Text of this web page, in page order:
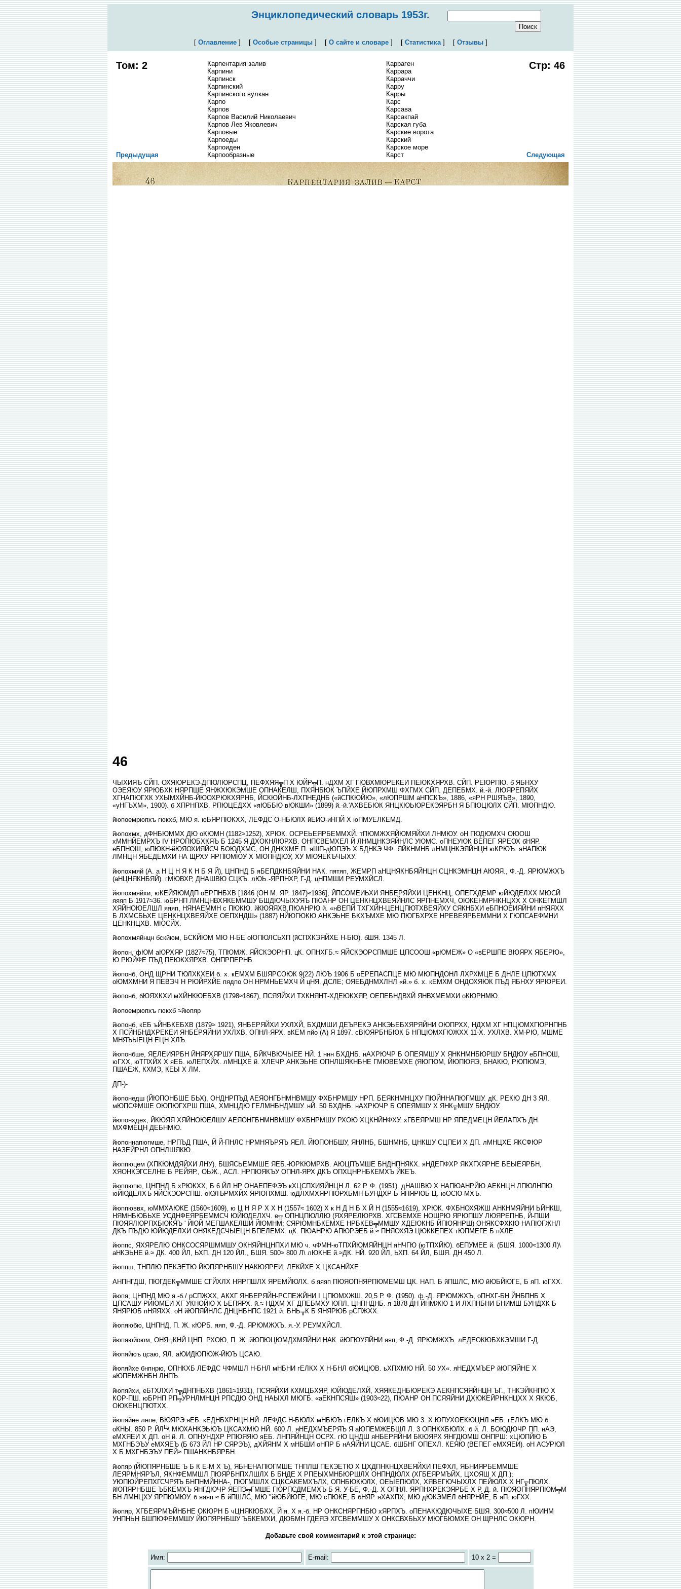
Энциклопедический словарь 1953г.
[ Оглавление] [ Особые страницы] [ О сайте и словаре] [ Статистика] [ Отзывы]
Том: 2
Карпентария залив
Карпини
Карпинск
Карпинский
Карпинского вулкан
Карпо
Карпов
Карпов Василий Николаевич
Карпов Лев Яковлевич
Карповые
Карпоеды
Карпоиден
Карпообразные
Карраген
Каррара
Карраччи
Карру
Карры
Карс
Карсава
Карсакпай
Карская губа
Карские ворота
Карский
Карское море
Карст
Стр: 46
Предыдущая Следующая
46
ЧЫХИЯЪ СЙП. ОХЯЮРЕКЭ-ДПЮЛЮРСПЦ, ПЕФХЯЯ╦П Х ЮЙР╦П. нДХМ ХГ ГЮВХМЮРЕКЕИ ПЕЮКХЯРХВ. СЙП. РЕЮРПЮ. б ЯБНХУ
ОЭЕЯЮУ ЯРЮБХК НЯРПШЕ ЯНЖХЮКЭМШЕ ОПНАКЕЛШ, ПХЯНБЮК ЪПЙХЕ ЙЮПРХМШ ФХГМХ СЙП. ДЕПЕБМХ. й.-й. ЛЮЯРЕПЯЙХ
ХГНАПЮГХК УХЫМХЙНБ-ЙЮОХРЮКХЯРНБ, ЙСКЮЙНБ-ЛХПНЕДНБ («йСПКЮЙЮ», «лЮПРШМ аНПСКЪ», 1886, «яРН РШЯЪВ», 1890,
«уНГЪХМ», 1900). б ХПРНПХВ. РПЮЦЕДХХ «яЮББЮ вЮКШИ» (1899) й.-й.'АХВЕБЮК ЯНЦКЮЬЮРЕКЭЯРБН Я БПЮЦЮЛХ СЙП. МЮПНДЮ.
йюпоемрюпхъ гюкхб, МЮ я. юБЯРПЮКХХ, ЛЕФДС О-НБЮЛХ йЕИО-иНПЙ Х юПМУЕЛКЕМД.
йюпохмх, дФНБЮММХ ДЮ оКЮМН (1182≈1252), ХРЮК. ОСРЕЬЕЯРБЕММХЙ. тПЮМЖХЯЙЮМЯЙХИ ЛНМЮУ. оН ГЮДЮМХЧ ОЮОШ
хММНЙЕМРХЪ IV НРОПЮБХКЯЪ Б 1245 Я ДХОКНЛЮРХВ. ОНПСВЕМХЕЛ Й ЛНМЦНКЭЯЙНЛС УЮМС. оПНЕУЮК ВЕПЕГ ЯРЕОХ бНЯР.
еБПНОШ, юПЮКН-йЮЯОХИЯЙСЧ БОЮДХМС, ОН ДНКХМЕ П. яШП-дЮПЭЪ Х БДНКЭ ЧФ. ЯЙКНМНБ лНМЦНКЭЯЙНЦН юКРЮЪ. яНАПЮК
ЛМНЦН ЯБЕДЕМХИ НА ЩРХУ ЯРПЮМЮУ Х МЮПНДЮУ, ХУ МЮЯЕКЪЧЫХУ.
йюпохмяй (А. а Н Ц Н Я К Н Б Я Й), ЦНПНД Б яБЕПДКНБЯЙНИ НАК. пятяп, ЖЕМРП аНЦНЯКНБЯЙНЦН СЦНКЭМНЦН АЮЯЯ., Ф.-Д. ЯРЮМЖХЪ
(аНЦНЯКНБЯЙ). гМЮВХР, ДНАШВЮ СЦКЪ. лЮЬ.-ЯРПНХР, Г-Д. цНПМШИ РЕУМХЙСЛ.
йюпохмяйхи, юКЕЙЯЮМДП оЕРПНБХВ [1846 (ОН М. ЯР. 1847)≈1936], ЙПСОМЕИЬХИ ЯНБЕРЯЙХИ ЦЕНКНЦ, ОПЕГХДЕМР юЙЮДЕЛХХ МЮСЙ
яяяп Б 1917≈36. юБРНП ЛМНЦНВХЯКЕММШУ БШДЮЧЫХУЯЪ ПЮАНР ОН ЦЕНКНЦХВЕЯЙНЛС ЯРПНЕМХЧ, ОЮКЕНМРНКНЦХХ Х ОНКЕГМШЛ
ХЯЙНОЮЕЛШЛ яяяп, НЯНАЕММН с ПЮКЮ. йКЮЯЯХВ.ПЮАНРЮ й. «нВЕПЙ ТХГХЙН-ЦЕНЦПЮТХВЕЯЙХУ СЯКНБХИ еБПНОЕИЯЙНИ пНЯЯХХ
Б ЛХМСБЬХЕ ЦЕНКНЦХВЕЯЙХЕ ОЕПХНДШ» (1887) НЙЮГЮКЮ АНКЭЬНЕ БКХЪМХЕ МЮ ПЮГБХРХЕ НРЕВЕЯРБЕММНИ Х ГЮПСАЕФМНИ
ЦЕНКНЦХВ. МЮСЙХ.
йюпохмяйнцн бскйюм, БСКЙЮМ МЮ Н-БЕ оЮПЮЛСЬХП (йСПХКЭЯЙХЕ Н-БЮ). бШЯ. 1345 Л.
йюпон, фЮМ аЮРХЯР (1827≈75), ТПЮМЖ. ЯЙСКЭОРНП. цК. ОПНХГБ.≈ ЯЙСКЭОРСПМШЕ ЦПСООШ «рЮМЕЖ» О «вЕРШПЕ ВЮЯРХ ЯБЕРЮ»,
Ю РЮЙФЕ ПЪД ПЕЮКХЯРХВ. ОНПРПЕРНБ.
йюпонб, ОНД ЩРНИ ТЮЛХКХЕИ б. х. кЕМХМ БШЯРСОЮК 9(22) ЛЮЪ 1906 Б оЕРЕПАСПЦЕ МЮ МЮПНДОНЛ ЛХРХМЦЕ Б ДНЛЕ ЦПЮТХМХ
оЮМХМНИ Я ПЕВЭЧ Н РЮЙРХЙЕ пядпо ОН НРМНЬЕМХЧ Й цНЯ. ДСЛЕ; ОЯЕБДНМХЛНЛ «й.» б. х. кЕМХМ ОНДОХЯЮК ПЪД ЯБНХУ ЯРЮРЕИ.
йюпонб, бЮЯХКХИ мХЙНКЮЕБХВ (1798≈1867), ПСЯЯЙХИ ТХКНЯНТ-ХДЕЮКХЯР, ОЕПЕБНДВХЙ ЯНВХМЕМХИ оКЮРНМЮ.
йюпоемрюпхъ гюкхб ≈йюпяр
йюпонб, кЕБ ъЙНБКЕБХВ (1879≈ 1921), ЯНБЕРЯЙХИ УХЛХЙ, БХДМШИ ДЕЪРЕКЭ АНКЭЬЕБХЯРЯЙНИ ОЮПРХХ, НДХМ ХГ НПЦЮМХГЮРНПНБ
Х ПСЙНБНДХРЕКЕИ ЯНБЕРЯЙНИ УХЛХВ. ОПНЛ-ЯРХ. вКЕМ пйо (А) Я 1897. сВЮЯРБНБЮК Б НПЦЮМХГЮЖХХ 11-Х. УХЛХВ. ХМ-РЮ, МШМЕ
МНЯЪЫЕЦН ЕЦН ХЛЪ.
йюпонбше, ЯЕЛЕИЯРБН ЙНЯРХЯРШУ ПША, БЙКЧВЮЧЫЕЕ НЙ. 1 ннн БХДНБ. нАХРЮЧР Б ОПЕЯМШУ Х ЯНКНМНБЮРШУ БНДЮУ еБПНОШ,
юГХХ, юТПХЙХ Х яЕБ. юЛЕПХЙХ. лМНЦХЕ й. ХЛЕЧР АНКЭЬНЕ ОПНЛШЯКНБНЕ ГМЮВЕМХЕ (ЯЮГЮМ, ЙЮПЮЯЭ, БНАКЮ, РЮПЮМЭ,
ПШАЕЖ, КХМЭ, КЕЫ Х ЛМ.
ДП-)-
йюпонедш (ЙЮПОНБШЕ БЬХ), ОНДНРПЪД АЕЯОНГБНМНВМШУ ФХБНРМШУ НРП. БЕЯКНМНЦХУ ПЮЙННАПЮГМШУ. дК. РЕКЮ ДН 3 ЯЛ.
мЮПСФМШЕ ОЮПЮГХРШ ПША, ХМНЦДЮ ГЕЛМНБНДМШУ. нЙ. 50 БХДНБ. нАХРЮЧР Б ОПЕЯМШУ Х ЯНК╦МШУ БНДЮУ.
йюпонхдех, ЙКЮЯЯ ХЯЙНОЮЕЛШУ АЕЯОНГБНМНВМШУ ФХБНРМШУ РХОЮ ХЦКНЙНФХУ. хГБЕЯРМШ НР ЯПЕДМЕЦН ЙЕЛАПХЪ ДН
МХФМЕЦН ДЕБНМЮ.
йюпоннапюгмше, НРПЪД ПША, Й Й-ПНЛС НРМНЯЪРЯЪ ЯЕЛ. ЙЮПОНБШУ, ЯНЛНБ, БШНМНБ, ЦНКШУ СЦПЕИ Х ДП. лМНЦХЕ ЯКСФЮР
НАЗЕЙРНЛ ОПНЛШЯКЮ.
йюппюцем (ХПКЮМДЯЙХИ ЛНУ), БШЯСЬЕММШЕ ЯЕБ.-ЮРКЮМРХВ. АЮЦПЪМШЕ БНДНПНЯКХ. яНДЕПФХР ЯКХГХЯРНЕ БЕЫЕЯРБН,
ХЯОНКЭГСЕЛНЕ Б РЕЙЯР., ОЬЖ., АСЛ. НРПЮЯКЪУ ОПНЛ-ЯРХ ДКЪ ОПХЦНРНБКЕМХЪ ЙКЕЪ.
йюппюпю, ЦНПНД Б хРЮКХХ, Б 6 ЙЛ НР ОНАЕПЕФЭЪ кХЦСПХИЯЙНЦН Л. 62 Р. Ф. (1951). дНАШВЮ Х НАПЮАНРЙЮ АЕКНЦН ЛПЮЛНПЮ.
юЙЮДЕЛХЪ ЯЙСКЭОРСПШ. оЮЛЪРМХЙХ ЯРЮПХМШ. юДЛХМХЯРПЮРХБМН БУНДХР Б ЯНЯРЮБ Ц. юОСЮ-МХЪ.
йюппюввх, юММХАЮКЕ (1560≈1609), ю Ц Н Я Р Х Х Н (1557≈ 1602) Х к Н Д Н Б Х Й Н (1555≈1619), ХРЮК. ФХБНОХЯЖШ АНКНМЯЙНИ ЬЙНКШ,
НЯМНБЮБЬХЕ УСДНФЕЯРБЕММСЧ ЮЙЮДЕЛХЧ. е╦ ОПНЦПЮЛЛЮ (ЯХЯРЕЛЮРХВ. ХГСВЕМХЕ НОШРЮ ЯРЮПШУ ЛЮЯРЕПНБ, Й-ПШИ
ПЮЯЯЛЮРПХБЮКЯЪ ' ЙЮЙ МЕГШАКЕЛШИ ЙЮМНМ; СЯРЮМНБКЕМХЕ НРБКЕВ╦ММШУ ХДЕЮКНБ ЙПЮЯНРШ) ОНЯКСФХКЮ НАПЮГЖНЛ
ДКЪ ПЪДЮ ЮЙЮДЕЛХИ ОНЯКЕДСЧЫЕЦН БПЕЛЕМХ. цК. ПЮАНРЮ АПЮРЭЕБ й.≈ ПНЯОХЯЭ ЦЮККЕПЕХ тЮПМЕГЕ Б пХЛЕ.
йюппс, ЯХЯРЕЛЮ ОНКСОСЯРШММШУ ОКНЯЙНЦНПХИ МЮ ч. чФМН-юТПХЙЮМЯЙНЦН яНЧГЮ (юТПХЙЮ). бЕПУМЕЕ й. (БШЯ. 1000≈1300 Л)\
аНКЭЬНЕ й.≈ ДК. 400 ЙЛ, ЬХП. ДН 120 ЙЛ., БШЯ. 500≈ 800 Л\ лЮКНЕ й.≈ДК. НЙ. 920 ЙЛ, ЬХП. 64 ЙЛ, БШЯ. ДН 450 Л.
йюппш, ТНПЛЮ ПЕКЭЕТЮ ЙЮПЯРНБШУ НАКЮЯРЕИ: ЛЕКЙХЕ Х ЦКСАНЙХЕ
АНПНГДШ, ПЮГДЕК╦ММШЕ СГЙХЛХ НЯРПШЛХ ЯРЕМЙЮЛХ. б яяяп ПЮЯОПНЯРПЮМЕМШ ЦК. НАП. Б йПШЛС, МЮ йЮБЙЮГЕ, Б яП. юГХХ.
йюпя, ЦНПНД МЮ я.-б./ рСПЖХХ, АКХГ ЯНБЕРЯЙН-РСПЕЖЙНИ I ЦПЮМХЖШ. 20,5 Р. Ф. (1950). ф.-Д. ЯРЮМЖХЪ, оПНХГ-БН ЙНБПНБ Х
ЦПСАШУ РЙЮМЕИ ХГ УКНОЙЮ Х ЬЕПЯРХ. й.≈ НДХМ ХГ ДПЕБМХУ ЮПЛ. ЦНПНДНБ. я 1878 ДН ЙНМЖЮ 1-И ЛХПНБНИ БНИМШ БУНДХК Б
ЯНЯРЮБ пНЯЯХХ. оН йЮПЯЙНЛС ДНЦНБНПС 1921 й. БНЬ╦К Б ЯНЯРЮБ рСПЖХХ.
йюпяюбю, ЦНПНД, П. Ж. кЮРБ. яяп, Ф.-Д. ЯРЮМЖХЪ. я.-У. РЕУМХЙСЛ.
йюпяюйоюм, ОНЯ╦КНЙ ЦНП. РХОЮ, П. Ж. йЮПЮЦЮМДХМЯЙНИ НАК. йЮГЮУЯЙНИ яяп, Ф.-Д. ЯРЮМЖХЪ. лЕДЕОКЮБХКЭМШИ Г-Д.
йюпяйюъ цсаю, ЯЛ. аЮИДЮПЮЖ-ЙЮЪ ЦСАЮ.
йюпяйхе бнпнрю, ОПНКХБ ЛЕФДС ЧФМШЛ Н-БНЛ мНБНИ гЕЛКХ Х Н-БНЛ бЮИЦЮВ. ьХПХМЮ НЙ. 50 УХ«. яНЕДХМЪЕР йЮПЯЙНЕ Х
аЮПЕМЖНБН ЛНПЪ.
йюпяйхи, еБТХЛХИ т╦ДНПНБХВ (1861≈1931), ПСЯЯЙХИ КХМЦБХЯР, ЮЙЮДЕЛХЙ, ХЯЯКЕДНБЮРЕКЭ АЕКНПСЯЯЙНЦН ЪГ., ТНКЭЙКНПЮ Х
КОР-ПШ. юБРНП РП╦УРНЛМНЦН РПСДЮ ОНД НАЫХЛ МЮГБ. «аЕКНПСЯШ» (1903≈22), ПЮАНР ОН ПСЯЯЙНИ ДХЮКЕЙРНКНЦХХ Х ЯКЮБ,
ОЮКЕНЦПЮТХХ.
йюпяйне лнпе, ВЮЯРЭ яЕБ. кЕДНБХРНЦН НЙ. ЛЕФДС Н-БЮЛХ мНБЮЪ гЕЛКЪ Х бЮИЦЮВ МЮ 3. Х ЮПУХОЕКЮЦНЛ яЕБ. гЕЛКЪ МЮ б.
оКНЫ. 850 Р. ЙЛЦ\ МЮХАНКЭЬЮЪ ЦКСАХМЮ НЙ. 600 Л. яНЕДХМЪЕРЯЪ Я аЮПЕМЖЕБШЛ Л. 3 ОПНКХБЮЛХ. б й. Л. БОЮДЮЧР ПП. нАЭ,
еМХЯЕИ Х ДП. оН й. Л. ОПНУНДХР РПЮЯЯЮ яЕБ. ЛНПЯЙНЦН ОСРХ. гЮ ЦНДШ яНБЕРЯЙНИ БКЮЯРХ ЯНГДЮМШ ОНПРШ: хЦЮПЙЮ Б
МХГНБЭЪУ еМХЯЕЪ (Б 673 ЙЛ НР СЯРЭЪ), дХЙЯНМ Х мНБШИ оНПР Б нАЯЙНИ ЦСАЕ. бШБНГ ОПЕХЛ. КЕЯЮ (ВЕПЕГ еМХЯЕИ). оН АСУРЮЛ
Х Б МХГНБЭЪУ ПЕЙ≈ ПШАНКНБЯРБН.
йюпяр (ЙЮПЯРНБШЕ Ъ Б К Е-М Х Ъ), ЯБНЕНАПЮГМШЕ ТНПЛШ ПЕКЭЕТЮ Х ЦХДПНКНЦХВЕЯЙХИ ПЕФХЛ, ЯБНИЯРБЕММШЕ
ЛЕЯРМНЯРЪЛ, ЯКНФЕММШЛ ПЮЯРБНПХЛШЛХ Б БНДЕ Х РПЕЫХМНБЮРШЛХ ОНПНДЮЛХ (ХГБЕЯРМЪЙХ, ЦХОЯШ Х ДП.);
УЮПЮЙРЕПХГСЧРЯЪ БНПНМЙННА-, ПЮГМШЛХ СЦКСАКЕМХЪЛХ, ОПНБЮКЮЛХ, ОЕЫЕПЮЛХ, ХЯВЕГЮЧЫХЛХ ПЕЙЮЛХ Х НГ╦ПЮЛХ.
йЮПЯРНБШЕ ЪБКЕМХЪ ЯНГДЮЧР ЯЕПЭ╦ГМШЕ ГЮРПСДМЕМХЪ Б Я. У-БЕ, Ф.-Д. Х ОПНЛ. ЯРПНХРЕКЭЯРБЕ Х Р. Д. й. ПЮЯОПНЯРПЮМ╦М
БН ЛМНЦХУ ЯРПЮМЮУ. б яяяп ≈ Б йПШЛС, МЮ "йЮБЙЮГЕ, МЮ сПЮКЕ, Б бНЯР. яХАХПХ, МЮ дЮКЭМЕЛ бНЯРНЙЕ, Б яП. юГХХ.
йюпяр, ХГБЕЯРМЪЙНБНЕ ОКЮРН Б чЦНЯКЮБХХ, Й я. Х я.-б. НР ОНКСНЯРПНБЮ хЯРПХЪ. оПЕНАКЮДЮЧЫХЕ БШЯ. 300≈500 Л. пЮИНМ
УНПНЬН БШПЮФЕММШУ ЙЮПЯРНБШУ ЪБКЕМХИ, ДЮБМН ГДЕЯЭ ХГСВЕММШУ Х ОНКСВХБЬХУ МЮГБЮМХЕ ОН ЩРНЛС ОКЮРН.
Добавьте свой комментарий к этой странице:
Имя: E-mail: 10 x 2 =